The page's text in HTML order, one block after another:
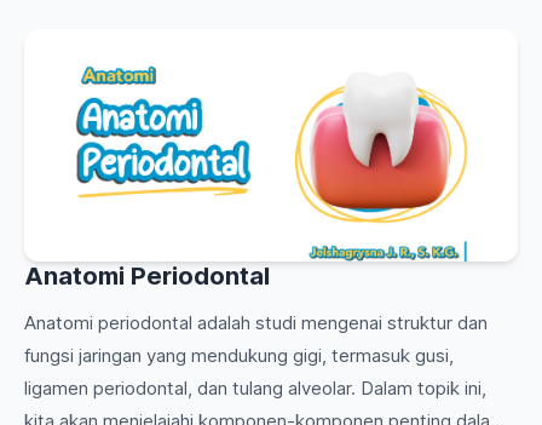
Anatomi Periodontal
Anatomi periodontal adalah studi mengenai struktur dan
fungsi jaringan yang mendukung gigi, termasuk gusi,
ligamen periodontal, dan tulang alveolar. Dalam topik ini,